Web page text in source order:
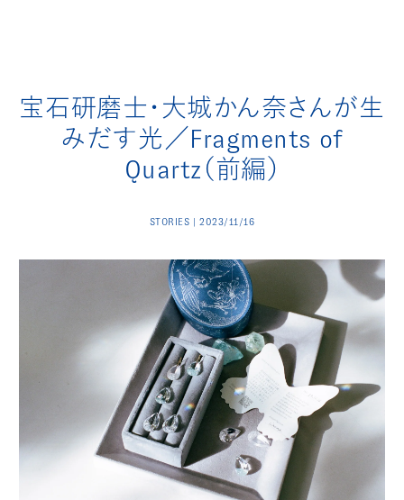
宝石研磨士・大城かん奈さんが生
みだす光／Fragments of
Quartz（前編）
STORIES | 2023/11/16